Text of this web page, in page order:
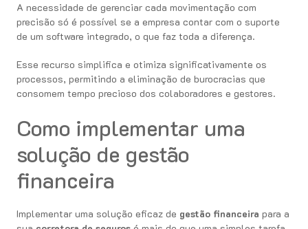
A necessidade de gerenciar cada movimentação com
precisão só é possível se a empresa contar com o suporte
de um software integrado, o que faz toda a diferença.
Esse recurso simplifica e otimiza significativamente os
processos, permitindo a eliminação de burocracias que
consomem tempo precioso dos colaboradores e gestores.
Como implementar uma
solução de gestão
financeira
Implementar uma solução eficaz de gestão financeira para a